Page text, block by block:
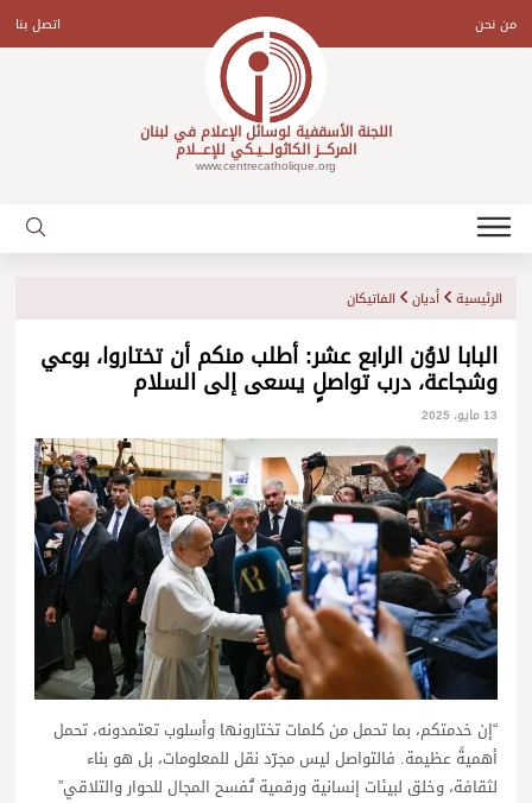
contentمن نحن اتصل بنا
اللجنة الأسقفية لوسائل الإعلام في لبنان
المركـــز الكاثولـــيـكي للإعـــلام
www.centrecatholique.org
الرئيسية أديان الفاتيكان
البابا لاوُن الرابع عشر: أطلب منكم أن تختاروا، بوعي
وشجاعة، درب تواصلٍ يسعى إلى السلام
13 مايو، 2025
“إن خدمتكم، بما تحمل من كلمات تختارونها وأسلوب تعتمدونه، تحمل
أهميةً عظيمة. فالتواصل ليس مجرّد نقل للمعلومات، بل هو بناء
لثقافة، وخلق لبيئات إنسانية ورقمية تُفسح المجال للحوار والتلاقي”